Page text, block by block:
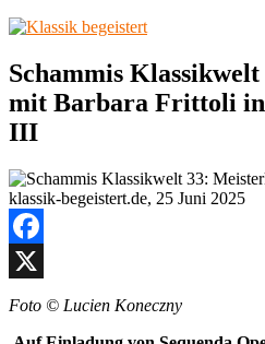
Schammis
mit Barbara Frittoli
III
Facebook
X
Foto © Lucien Koneczny